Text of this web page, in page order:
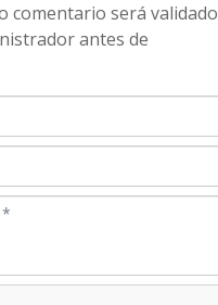
comentario será validado
antes de